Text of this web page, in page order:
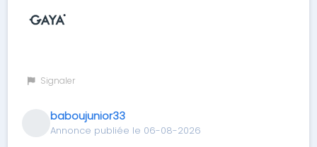
Signaler
baboujunior33
Annonce publiée le 06-08-2026